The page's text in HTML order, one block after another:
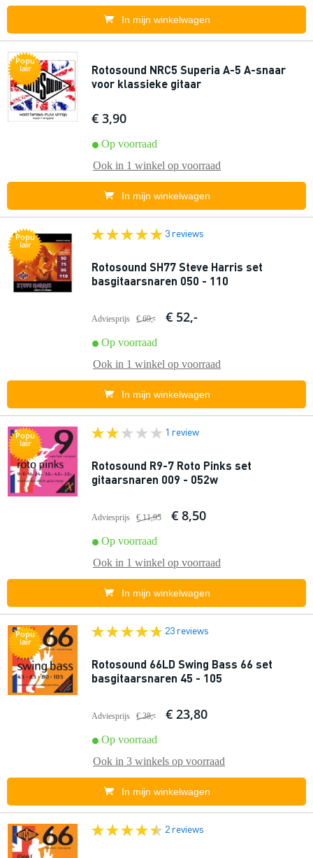
In mijn winkelwagen
Popu
lair
Rotosound NRC5 Superia A-5 A-snaar
voor klassieke gitaar
€ 3,90
Op voorraad
Ook in 1 winkel op voorraad
In mijn winkelwagen
Popu
lair
3 reviews
Rotosound SH77 Steve Harris set
basgitaarsnaren 050 - 110
Adviesprijs € 69,- € 52,-
Op voorraad
Ook in 1 winkel op voorraad
In mijn winkelwagen
Popu
lair
1 review
Rotosound R9-7 Roto Pinks set
gitaarsnaren 009 - 052w
Adviesprijs € 11,95 € 8,50
Op voorraad
Ook in 1 winkel op voorraad
In mijn winkelwagen
Popu
lair
23 reviews
Rotosound 66LD Swing Bass 66 set
basgitaarsnaren 45 - 105
Adviesprijs € 38,- € 23,80
Op voorraad
Ook in 3 winkels op voorraad
In mijn winkelwagen
2 reviews